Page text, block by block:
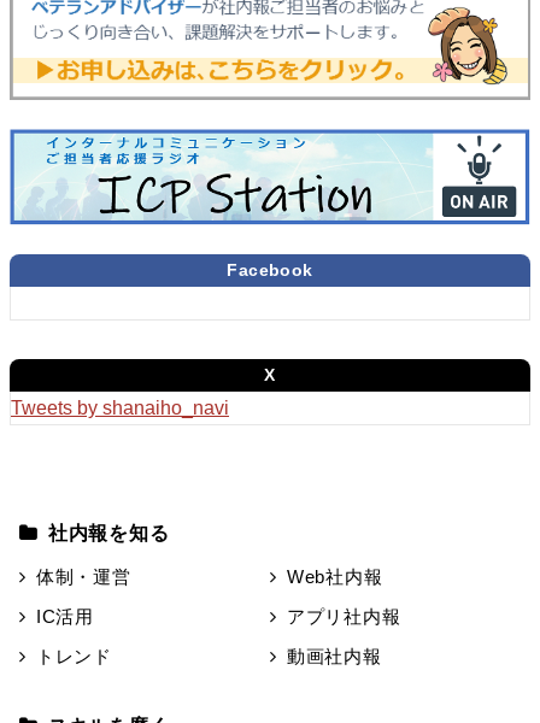
Facebook
X
Tweets by shanaiho_navi
社内報を知る
体制・運営
IC活用
トレンド
Web社内報
アプリ社内報
動画社内報